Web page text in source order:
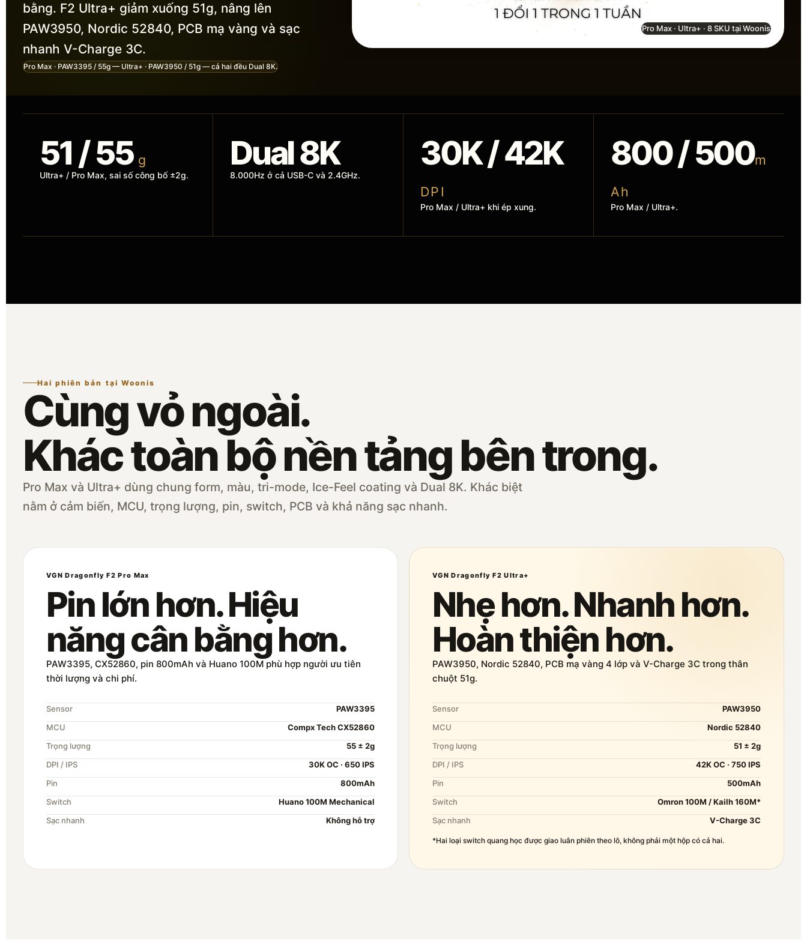
bằng. F2 Ultra+ giảm xuống 51g, nâng lên
PAW3950, Nordic 52840, PCB mạ vàng và sạc
nhanh V-Charge 3C.
Pro Max · PAW3395 / 55g — Ultra+ · PAW3950 / 51g — cả hai đều Dual 8K.
Pro Max · Ultra+ · 8 SKU tại Woonis
51 / 55 g
Ultra+ / Pro Max, sai số công bố ±2g.
Dual 8K
8.000Hz ở cả USB-C và 2.4GHz.
30K / 42K
D P I
Pro Max / Ultra+ khi ép xung.
800 / 500m
A h
Pro Max / Ultra+.
Hai phiên bản tại Woonis
Cùng vỏ ngoài.
Khác toàn bộ nền tảng bên trong.
Pro Max và Ultra+ dùng chung form, màu, tri-mode, Ice-Feel coating và Dual 8K. Khác biệt
nằm ở cảm biến, MCU, trọng lượng, pin, switch, PCB và khả năng sạc nhanh.
VGN Dragonfly F2 Pro Max
Pin lớn hơn. Hiệu
năng cân bằng hơn.
PAW3395, CX52860, pin 800mAh và Huano 100M phù hợp người ưu tiên
thời lượng và chi phí.
Sensor
PAW3395
MCU
Compx Tech CX52860
Trọng lượng
55 ± 2g
DPI / IPS
30K OC · 650 IPS
Pin
800mAh
Switch
Huano 100M Mechanical
Sạc nhanh
Không hỗ trợ
VGN Dragonfly F2 Ultra+
Nhẹ hơn. Nhanh hơn.
Hoàn thiện hơn.
PAW3950, Nordic 52840, PCB mạ vàng 4 lớp và V-Charge 3C trong thân
chuột 51g.
Sensor
PAW3950
MCU
Nordic 52840
Trọng lượng
51 ± 2g
DPI / IPS
42K OC · 750 IPS
Pin
500mAh
Switch
Omron 100M / Kailh 160M*
Sạc nhanh
V-Charge 3C
*Hai loại switch quang học được giao luân phiên theo lô, không phải một hộp có cả hai.